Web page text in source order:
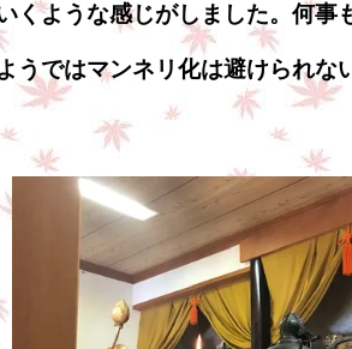
くような感じがしました。何事
うではマンネリ化は避けられな